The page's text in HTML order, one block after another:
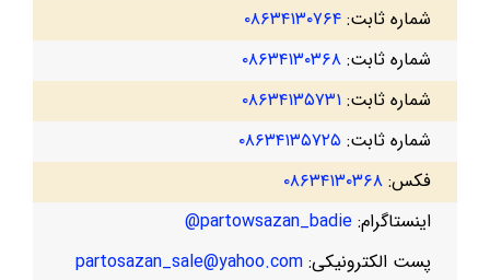
شماره ثابت: ۰۸۶۳۴۱۳۰۷۶۴
شماره ثابت: ۰۸۶۳۴۱۳۰۳۶۸
شماره ثابت: ۰۸۶۳۴۱۳۵۷۳۱
شماره ثابت: ۰۸۶۳۴۱۳۵۷۲۵
فکس: ۰۸۶۳۴۱۳۰۳۶۸
اینستاگرام: partowsazan_badie@
پست الکترونیکی: partosazan_sale@yahoo.com